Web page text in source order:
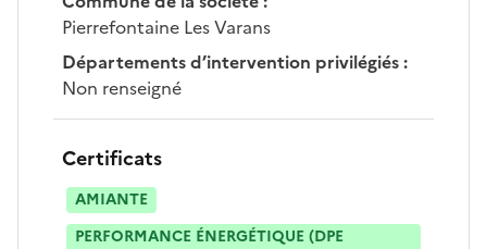
Pierrefontaine Les Varans
Départements d’intervention privilégiés:
Non renseigné
Certificats
AMIANTE
PERFORMANCE ÉNERGÉTIQUE (DPE